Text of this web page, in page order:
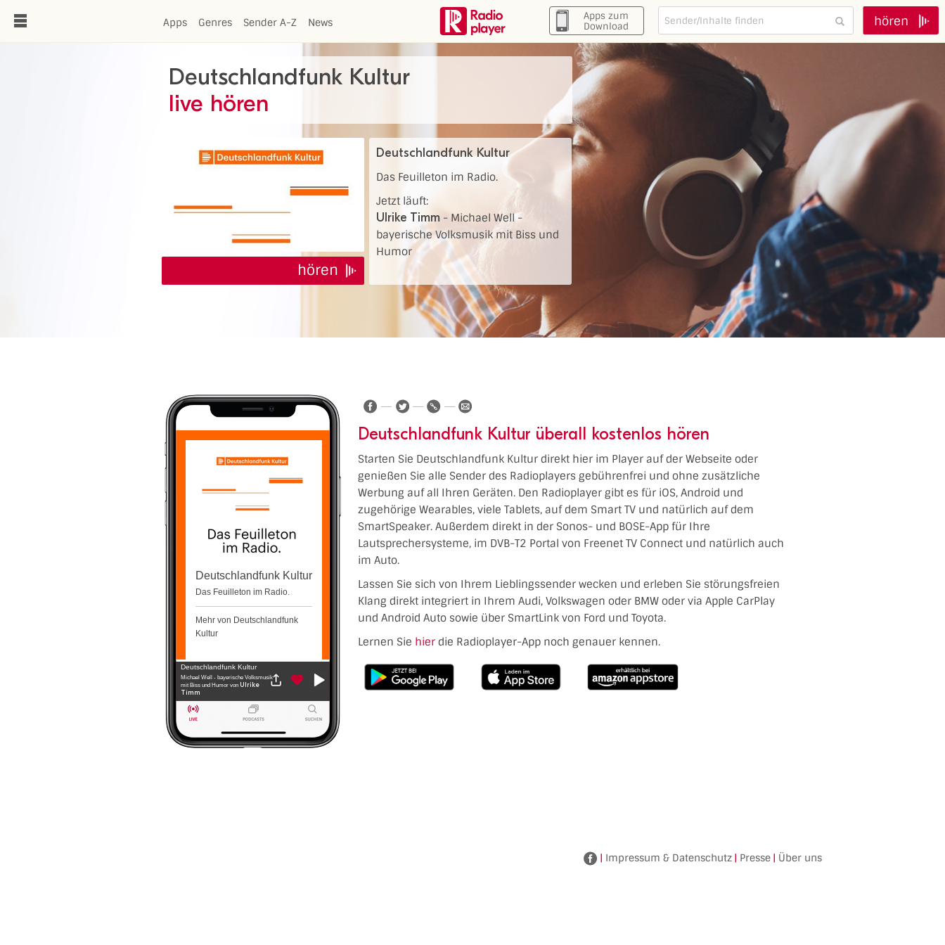
Apps Genres Sender A-Z News
Apps zum
Download
hören
Deutschlandfunk Kultur
live hören
hören
Deutschlandfunk Kultur
Das Feuilleton im Radio.
Jetzt läuft:
Ulrike Timm - Michael Well -
bayerische Volksmusik mit Biss und
Humor
Deutschlandfunk Kultur
Das Feuilleton im Radio.
Mehr von Deutschlandfunk
Kultur
Deutschlandfunk Kultur
Michael Well - bayerische Volksmusik
mit Biss und Humor von Ulrike
Timm
Deutschlandfunk Kultur überall kostenlos hören
Starten Sie Deutschlandfunk Kultur direkt hier im Player auf der Webseite oder
genießen Sie alle Sender des Radioplayers gebührenfrei und ohne zusätzliche
Werbung auf all Ihren Geräten. Den Radioplayer gibt es für iOS, Android und
zugehörige Wearables, viele Tablets, auf dem Smart TV und natürlich auf dem
SmartSpeaker. Außerdem direkt in der Sonos- und BOSE-App für Ihre
Lautsprechersysteme, im DVB-T2 Portal von Freenet TV Connect und natürlich auch
im Auto.
Lassen Sie sich von Ihrem Lieblingssender wecken und erleben Sie störungsfreien
Klang direkt integriert in Ihrem Audi, Volkswagen oder BMW oder via Apple CarPlay
und Android Auto sowie über SmartLink von Ford und Toyota.
Lernen Sie hier die Radioplayer-App noch genauer kennen.
Facebook
| Impressum & Datenschutz | Presse | Über uns